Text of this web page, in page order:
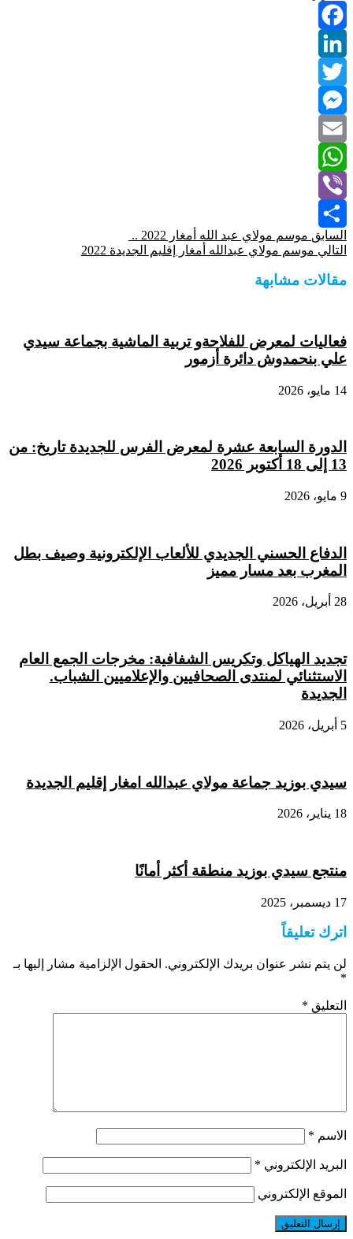
Facebook
LinkedIn
Twitter
Messenger
Email
WhatsApp
Viber
Share
السابق موسم مولاي عبد الله أمغار 2022 ..
التالي موسم مولاي عبدالله أمغار إقليم الجديدة 2022
مقالات مشابهة
فعاليات لمعرض للفلاحةو تربية الماشية بجماعة سيدي
علي بنحمدوش دائرة أزمور
14 مايو، 2026
الدورة السابعة عشرة لمعرض الفرس للجديدة تاريخ: من
13 إلى 18 أكتوبر 2026
9 مايو، 2026
الدفاع الحسني الجديدي للألعاب الإلكترونية وصيف بطل
المغرب بعد مسار مميز
28 أبريل، 2026
تجديد الهياكل وتكريس الشفافية: مخرجات الجمع العام
الاستثنائي لمنتدى الصحافيين والإعلاميين الشباب.
الجديدة
5 أبريل، 2026
سيدي بوزيد جماعة مولاي عبدالله امغار إقليم الجديدة
18 يناير، 2026
منتجع سيدي بوزيد منطقة أكثر أمانًا
17 ديسمبر، 2025
اترك تعليقاً
لن يتم نشر عنوان بريدك الإلكتروني. الحقول الإلزامية مشار إليها بـ
*
التعليق *
الاسم *
البريد الإلكتروني *
الموقع الإلكتروني